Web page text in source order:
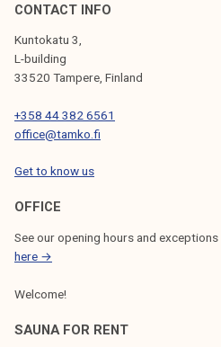
CONTACT INFO
Kuntokatu 3,
L-building
33520 Tampere, Finland
+358 44 382 6561
office@tamko.fi
Get to know us
OFFICE
See our opening hours and exceptions
here →
Welcome!
SAUNA FOR RENT